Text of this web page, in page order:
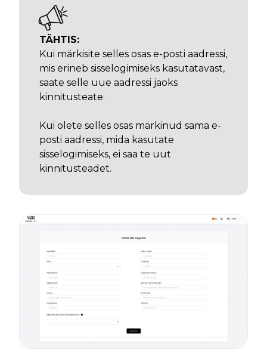
TÄHTIS:
Kui märkisite selles osas e-posti aadressi,
mis erineb sisselogimiseks kasutatavast,
saate selle uue aadressi jaoks
kinnitusteate.
Kui olete selles osas märkinud sama e-
posti aadressi, mida kasutate
sisselogimiseks, ei saa te uut
kinnitusteadet.